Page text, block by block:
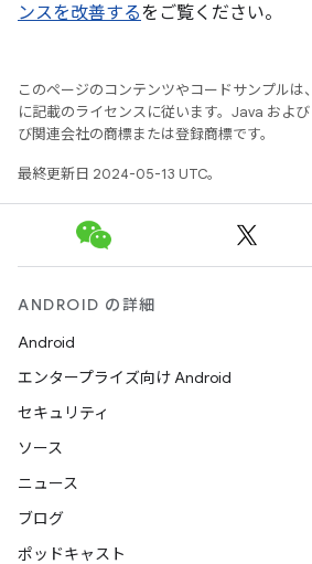
ンスを改善するをご覧ください。
このページのコンテンツやコードサンプルは、
に記載のライセンスに従います。Java およ
び関連会社の商標または登録商標です。
最終更新日 2024-05-13 UTC。
ANDROID の詳細
Android
エンタープライズ向け Android
セキュリティ
ソース
ニュース
ブログ
ポッドキャスト